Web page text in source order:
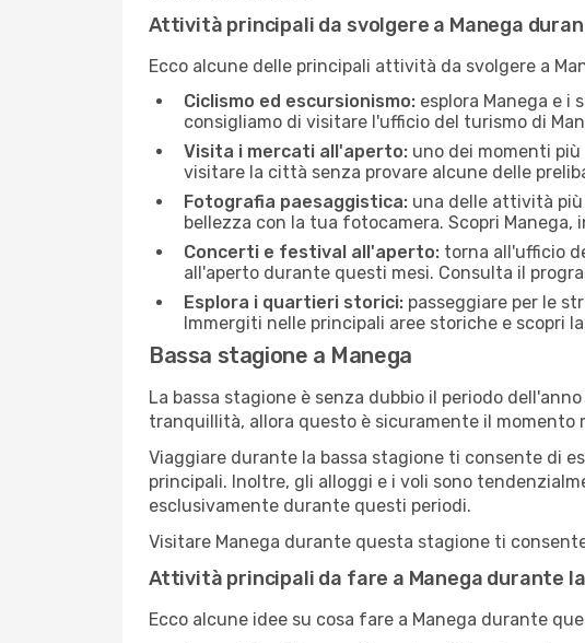
Attività principali da svolgere a Manega
Ecco alcune delle principali attività da svolgere a
Ciclismo ed escursionismo: esplora Manega e
consigliamo di visitare l'ufficio del turismo di
Visita i mercati all'aperto: uno dei momenti
visitare la città senza provare alcune delle
Fotografia paesaggistica: una delle attività
bellezza con la tua fotocamera. Scopri
Concerti e festival all'aperto: torna all'ufficio
all'aperto durante questi mesi. Consulta il
Esplora i quartieri storici: passeggiare per le
Immergiti nelle principali aree storiche e scopri
Bassa stagione a Manega
La bassa stagione è senza dubbio il periodo
tranquillità, allora questo è sicuramente il momento
Viaggiare durante la bassa stagione ti consente di
principali. Inoltre, gli alloggi e i voli sono
esclusivamente durante questi periodi.
Visitare Manega durante questa stagione ti
Attività principali da fare a Manega durante
Ecco alcune idee su cosa fare a Manega durante